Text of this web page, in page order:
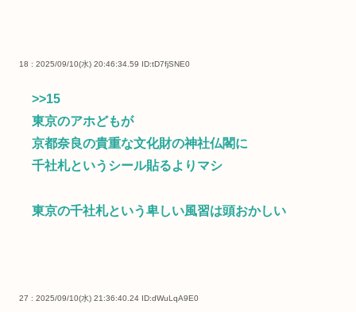
18 : 2025/09/10(水) 20:46:34.59 ID:tD7fjSNE0
>>15
東京のアホどもが
京都奈良の貴重な文化財の神社仏閣に
千社札というシール貼るよりマシ
東京の千社札という卑しい風習は頭おかしい
27 : 2025/09/10(水) 21:36:40.24 ID:dWuLqA9E0